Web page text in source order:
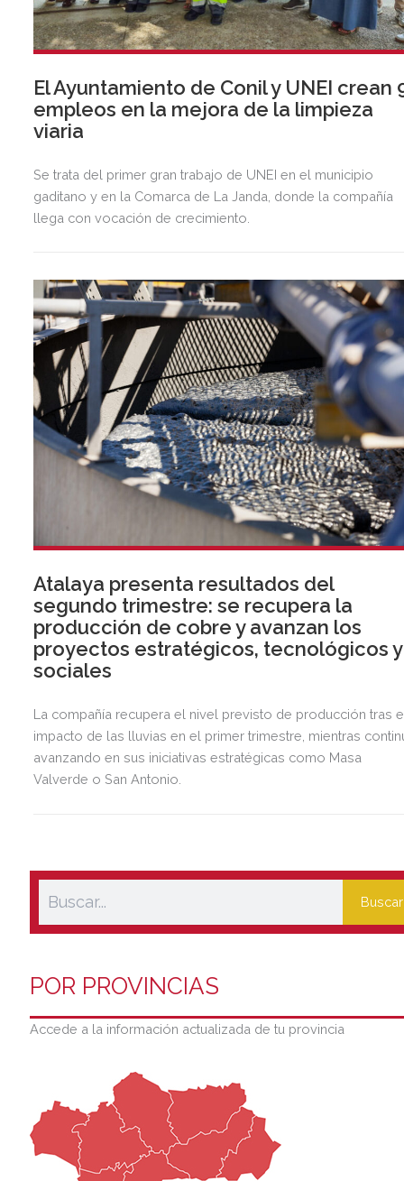
El Ayuntamiento de Conil y UNEI crean
empleos en la mejora de la limpieza
viaria
Se trata del primer gran trabajo de UNEI en el municipio
gaditano y en la Comarca de La Janda, donde la compañía
llega con vocación de crecimiento.
Atalaya presenta resultados del
segundo trimestre: se recupera la
producción de cobre y avanzan los
proyectos estratégicos, tecnológicos y
sociales
La compañía recupera el nivel previsto de producción tras
impacto de las lluvias en el primer trimestre, mientras
avanzando en sus iniciativas estratégicas como Masa
Valverde o San Antonio.
Buscar
POR PROVINCIAS
Accede a la información actualizada de tu provincia